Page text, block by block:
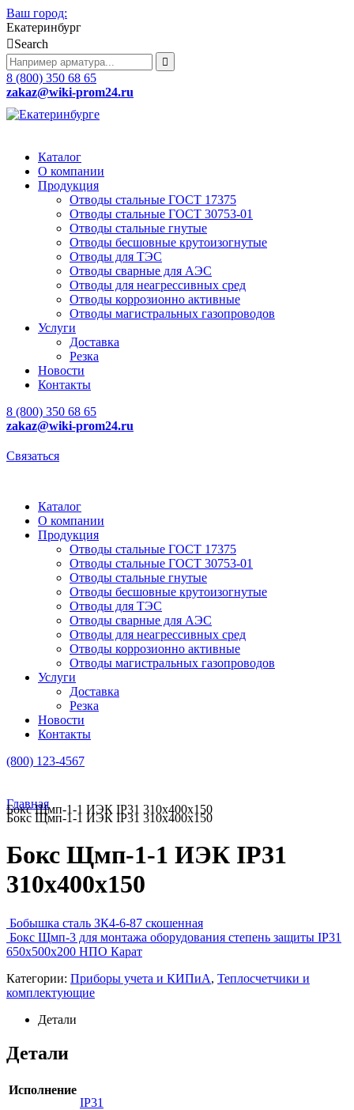
Ваш город:
Екатеринбург
Search
8 (800) 350 68 65
zakaz@wiki-prom24.ru
Каталог
О компании
Продукция
Отводы стальные ГОСТ 17375
Отводы стальные ГОСТ 30753-01
Отводы стальные гнутые
Отводы бесшовные крутоизогнутые
Отводы для ТЭС
Отводы сварные для АЭС
Отводы для неагрессивных сред
Отводы коррозионно активные
Отводы магистральных газопроводов
Услуги
Доставка
Резка
Новости
Контакты
8 (800) 350 68 65
zakaz@wiki-prom24.ru
Связаться
Каталог
О компании
Продукция
Отводы стальные ГОСТ 17375
Отводы стальные ГОСТ 30753-01
Отводы стальные гнутые
Отводы бесшовные крутоизогнутые
Отводы для ТЭС
Отводы сварные для АЭС
Отводы для неагрессивных сред
Отводы коррозионно активные
Отводы магистральных газопроводов
Услуги
Доставка
Резка
Новости
Контакты
(800) 123-4567
Главная
Бокс Щмп-1-1 ИЭК IP31 310х400х150
Бокс Щмп-1-1 ИЭК IP31 310х400х150
Бокс Щмп-1-1 ИЭК IP31
310х400х150
Бобышка сталь ЗК4-6-87 скошенная
Бокс Щмп-3 для монтажа оборудования степень защиты IP31
650х500х200 НПО Карат
Категории: Приборы учета и КИПиА, Теплосчетчики и
комплектующие
Детали
Детали
Исполнение
IP31